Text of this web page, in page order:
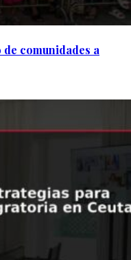
comunidades a